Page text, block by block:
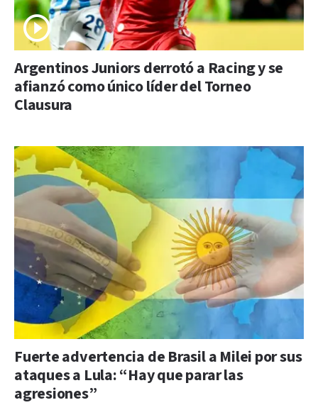
Argentinos Juniors derrotó a Racing y se
afianzó como único líder del Torneo
Clausura
Fuerte advertencia de Brasil a Milei por sus
ataques a Lula: “Hay que parar las
agresiones”